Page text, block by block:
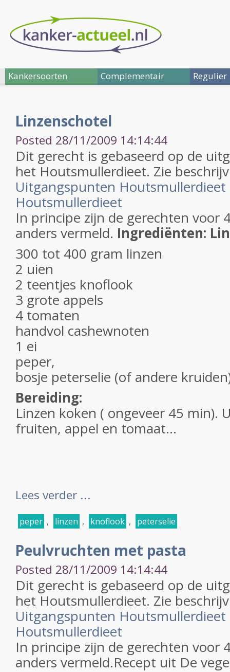
Kankersoorten Complementair Regulier
Linzenschotel
Posted 28/11/2009 14:14:44
Dit gerecht is gebaseerd op de
het Houtsmullerdieet. Zie
Uitgangspunten Houtsmullerdieet
Houtsmullerdieet
In principe zijn de gerechten voor
anders vermeld. Ingrediënten:
300 tot 400 gram linzen
2 uien
2 teentjes knoflook
3 grote appels
4 tomaten
handvol cashewnoten
1 ei
peper,
bosje peterselie (of andere
Bereiding:
Linzen koken ( ongeveer 45 min).
fruiten, appel en tomaat...
Lees verder ...
peper , linzen , knoflook , peterselie
Peulvruchten met pasta
Posted 28/11/2009 14:14:44
Dit gerecht is gebaseerd op de
het Houtsmullerdieet. Zie
Uitgangspunten Houtsmullerdieet
Houtsmullerdieet
In principe zijn de gerechten voor
anders vermeld.Recept uit De